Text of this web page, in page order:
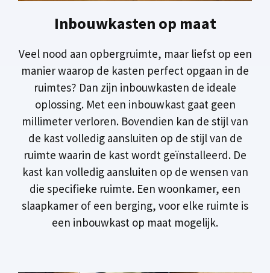
Inbouwkasten op maat
Veel nood aan opbergruimte, maar liefst op een
manier waarop de kasten perfect opgaan in de
ruimtes? Dan zijn inbouwkasten de ideale
oplossing. Met een inbouwkast gaat geen
millimeter verloren. Bovendien kan de stijl van
de kast volledig aansluiten op de stijl van de
ruimte waarin de kast wordt geïnstalleerd. De
kast kan volledig aansluiten op de wensen van
die specifieke ruimte. Een woonkamer, een
slaapkamer of een berging, voor elke ruimte is
een inbouwkast op maat mogelijk.